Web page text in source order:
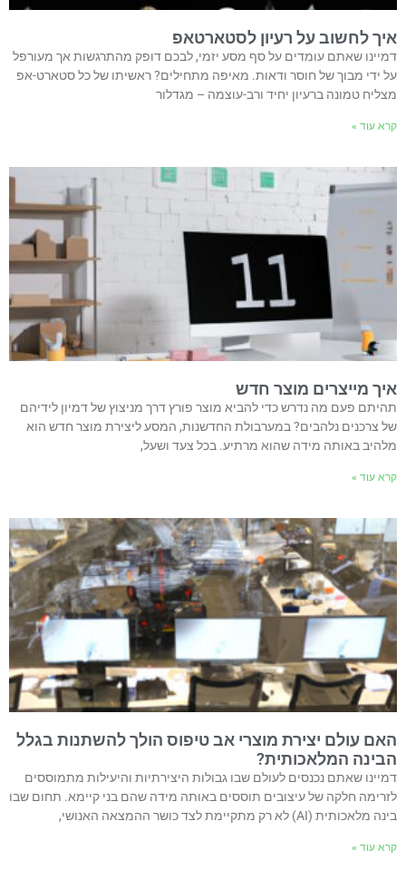
איך לחשוב על רעיון לסטארטאפ
דמיינו שאתם עומדים על סף מסע יזמי, לבכם דופק מהתרגשות אך מעורפל
על ידי מבוך של חוסר ודאות. מאיפה מתחילים? ראשיתו של כל סטארט-אפ
מצליח טמונה ברעיון יחיד ורב-עוצמה – מגדלור
קרא עוד »
איך מייצרים מוצר חדש
תהיתם פעם מה נדרש כדי להביא מוצר פורץ דרך מניצוץ של דמיון לידיהם
של צרכנים נלהבים? במערבולת החדשנות, המסע ליצירת מוצר חדש הוא
מלהיב באותה מידה שהוא מרתיע. בכל צעד ושעל,
קרא עוד »
האם עולם יצירת מוצרי אב טיפוס הולך להשתנות בגלל
הבינה המלאכותית?
דמיינו שאתם נכנסים לעולם שבו גבולות היצירתיות והיעילות מתמוססים
לזרימה חלקה של עיצובים תוססים באותה מידה שהם בני קיימא. תחום שבו
בינה מלאכותית (AI) לא רק מתקיימת לצד כושר ההמצאה האנושי,
קרא עוד »